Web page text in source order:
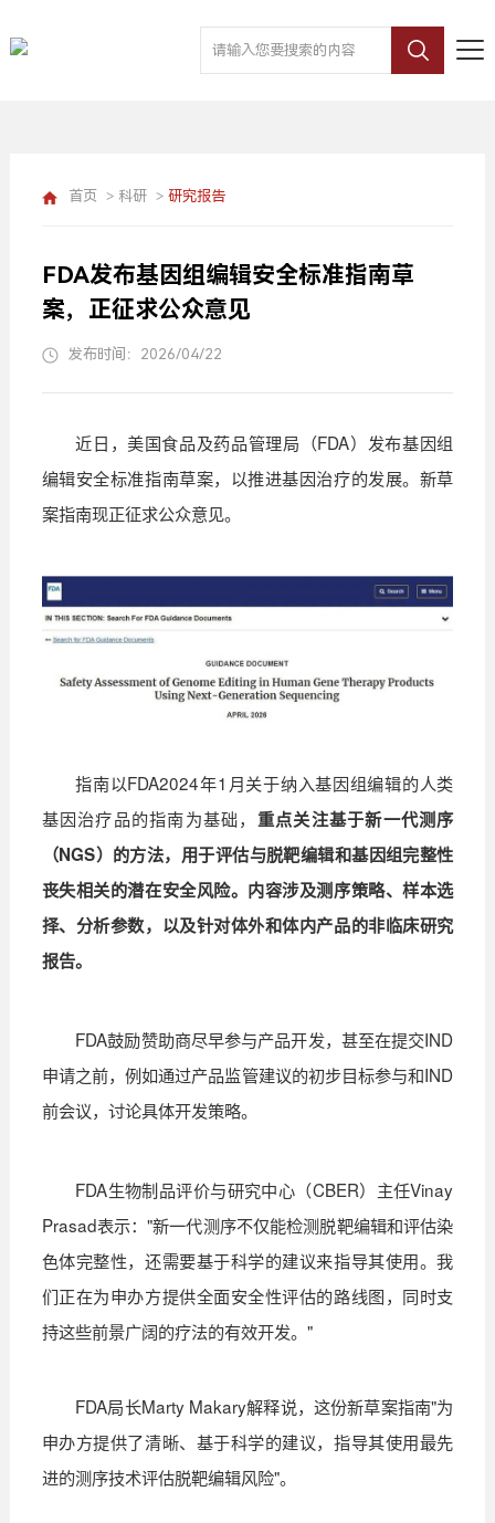
首页 > 科研 > 研究报告
FDA发布基因组编辑安全标准指南草
案，正征求公众意见
发布时间：2026/04/22
近日，美国食品及药品管理局（FDA）发布基因组
编辑安全标准指南草案，以推进基因治疗的发展。新草
案指南现正征求公众意见。
指南以FDA2024年1 月关于纳入基因组编辑的人类
基因治疗品的指南为基础， 重点关注基于新一代测序
（NGS）的方法，用于评估与脱靶编辑和基因组完整性
丧失相关的潜在安全风险。内容涉及测序策略、样本选
择、分析参数，以及针对体外和体内产品的非临床研究
报告。
FDA鼓励赞助商尽早参与产品开发，甚至在提交IND
申请之前，例如通过产品监管建议的初步目标参与和IND
前会议，讨论具体开发策略。
FDA生物制品评价与研究中心（CBER）主任Vinay
Prasad表示："新一代测序不仅能检测脱靶编辑和评估染
色体完整性，还需要基于科学的建议来指导其使用。我
们正在为申办方提供全面安全性评估的路线图，同时支
持这些前景广阔的疗法的有效开发。 "
FDA局长Marty Makary解释说，这份新草案指南"为
申办方提供了清晰、基于科学的建议，指导其使用最先
进的测序技术评估脱靶编辑风险"。